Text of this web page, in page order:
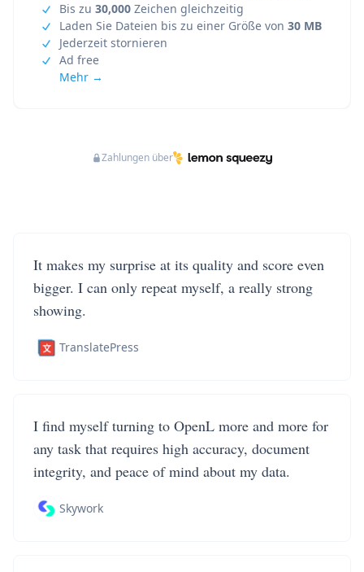
Bis zu 30,000 Zeichen gleichzeitig
Laden Sie Dateien bis zu einer Größe von 30 MB
Jederzeit stornieren
Ad free
Mehr →
Zahlungen über
It makes my surprise at its quality and score even
bigger. I can only repeat myself, a really strong
showing.
TranslatePress
I find myself turning to OpenL more and more for
any task that requires high accuracy, document
integrity, and peace of mind about my data.
Skywork